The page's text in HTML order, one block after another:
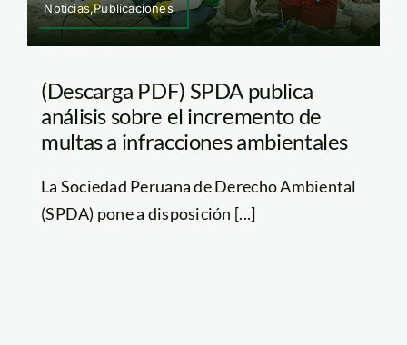
Noticias,Publicaciones
(Descarga PDF) SPDA publica
análisis sobre el incremento de
multas a infracciones ambientales
La Sociedad Peruana de Derecho Ambiental
(SPDA) pone a disposición [...]